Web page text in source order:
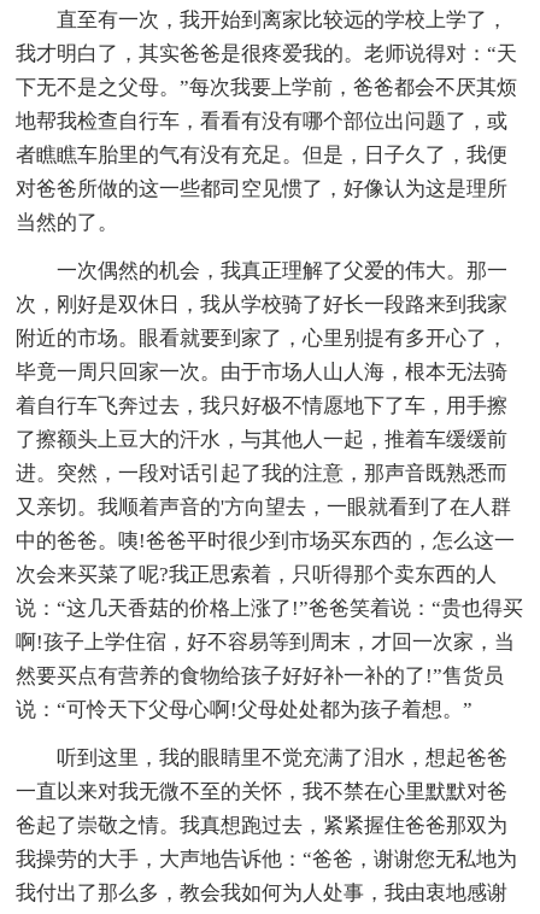
直至有一次，我开始到离家比较远的学校上学了，
我才明白了，其实爸爸是很疼爱我的。老师说得对：“天
下无不是之父母。”每次我要上学前，爸爸都会不厌其烦
地帮我检查自行车，看看有没有哪个部位出问题了，或
者瞧瞧车胎里的气有没有充足。但是，日子久了，我便
对爸爸所做的这一些都司空见惯了，好像认为这是理所
当然的了。
一次偶然的机会，我真正理解了父爱的伟大。那一
次，刚好是双休日，我从学校骑了好长一段路来到我家
附近的市场。眼看就要到家了，心里别提有多开心了，
毕竟一周只回家一次。由于市场人山人海，根本无法骑
着自行车飞奔过去，我只好极不情愿地下了车，用手擦
了擦额头上豆大的汗水，与其他人一起，推着车缓缓前
进。突然，一段对话引起了我的注意，那声音既熟悉而
又亲切。我顺着声音的'方向望去，一眼就看到了在人群
中的爸爸。咦!爸爸平时很少到市场买东西的，怎么这一
次会来买菜了呢?我正思索着，只听得那个卖东西的人
说：“这几天香菇的价格上涨了!”爸爸笑着说：“贵也得买
啊!孩子上学住宿，好不容易等到周末，才回一次家，当
然要买点有营养的食物给孩子好好补一补的了!”售货员
说：“可怜天下父母心啊!父母处处都为孩子着想。”
听到这里，我的眼睛里不觉充满了泪水，想起爸爸
一直以来对我无微不至的关怀，我不禁在心里默默对爸
爸起了崇敬之情。我真想跑过去，紧紧握住爸爸那双为
我操劳的大手，大声地告诉他：“爸爸，谢谢您无私地为
我付出了那么多，教会我如何为人处事，我由衷地感谢